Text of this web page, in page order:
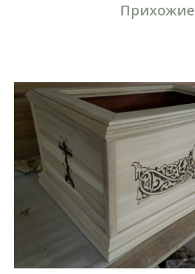
Прихожие